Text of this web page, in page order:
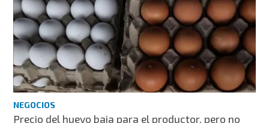
NEGOCIOS
Precio del huevo baja para el productor, pero no